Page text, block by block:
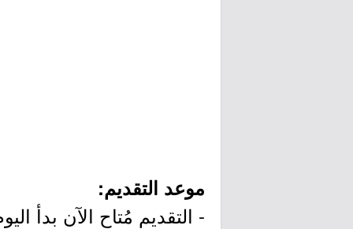
موعد التقديم: